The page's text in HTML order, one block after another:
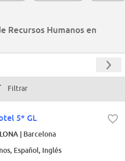
Recursos Humanos en
Filtrar
5* GL
| Barcelona
Español, Inglés